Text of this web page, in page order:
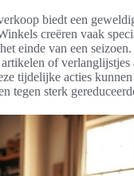
biedt een
creëren vaak
einde van een
of verlanglijstjes
tijdelijke acties
tegen sterk